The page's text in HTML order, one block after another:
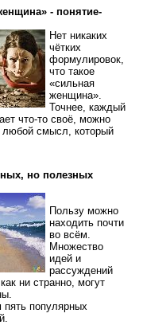
- понятие-
Нет никаких
чётких
формулировок,
что такое
«сильная
женщина».
Точнее, каждый
что-то своё, можно
любой смысл, который
но полезных
Пользу можно
находить почти
во всём.
Множество
идей и
рассуждений
ни странно, могут
пять популярных